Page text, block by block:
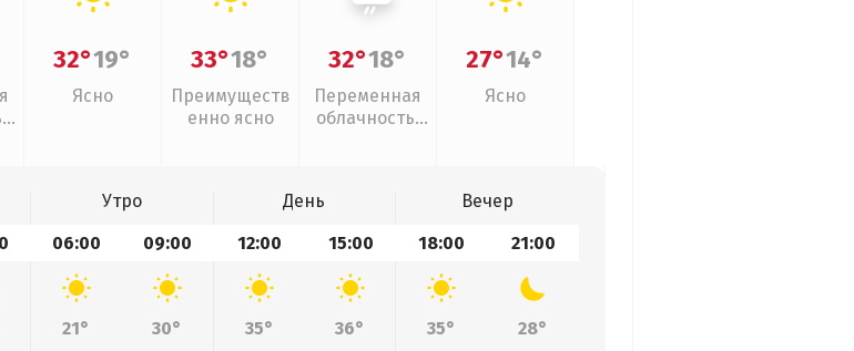
32°19°
Ясно
33°18°
Преимуществ
енно ясно
32°18°
Переменная
облачность,
27°14°
Ясно
Утро День
Вечер
06:00 09:00 12:00 15:00 18:00 21:00
21° 30° 35° 36° 35°
28°